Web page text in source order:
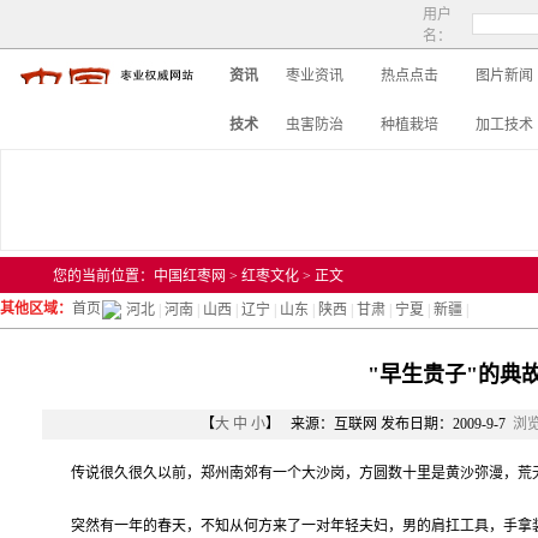
用户
名：
资讯 枣业资讯 热点点击 图片新闻
技术 虫害防治 种植栽培 加工技术
您的当前位置：中国红枣网 > 红枣文化 > 正文
其他区域： 首页 河北 河南 山西 辽宁 山东 陕西 甘肃 宁夏 新疆
"早生贵子"的典
【大 中 小】 来源：互联网 发布日期：2009-9-7 浏
传说很久很久以前，郑州南郊有一个大沙岗，方圆数十里是黄沙弥漫，荒
突然有一年的春天，不知从何方来了一对年轻夫妇，男的肩扛工具，手拿